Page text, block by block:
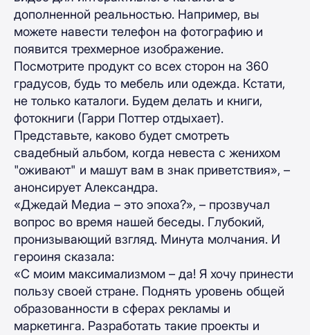
дополненной реальностью. Например, вы
можете навести телефон на фотографию и
появится трехмерное изображение.
Посмотрите продукт со всех сторон на 360
градусов, будь то мебель или одежда. Кстати,
не только каталоги. Будем делать и книги,
фотокниги (Гарри Поттер отдыхает).
Представьте, каково будет смотреть
свадебный альбом, когда невеста с женихом
"оживают" и машут вам в знак приветствия», –
анонсирует Александра.
«Джедай Медиа – это эпоха?», – прозвучал
вопрос во время нашей беседы. Глубокий,
пронизывающий взгляд. Минута молчания. И
героиня сказала:
«С моим максимализмом – да! Я хочу принести
пользу своей стране. Поднять уровень общей
образованности в сферах рекламы и
маркетинга. Разработать такие проекты и